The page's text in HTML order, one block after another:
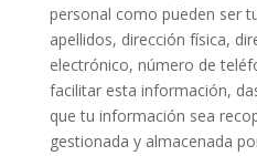
personal como pueden ser
apellidos, dirección física,
electrónico, número de
facilitar esta información,
que tu información sea
gestionada y almacenada